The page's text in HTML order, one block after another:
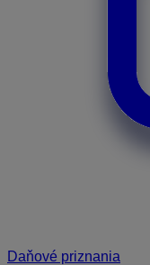
Daňové priznania